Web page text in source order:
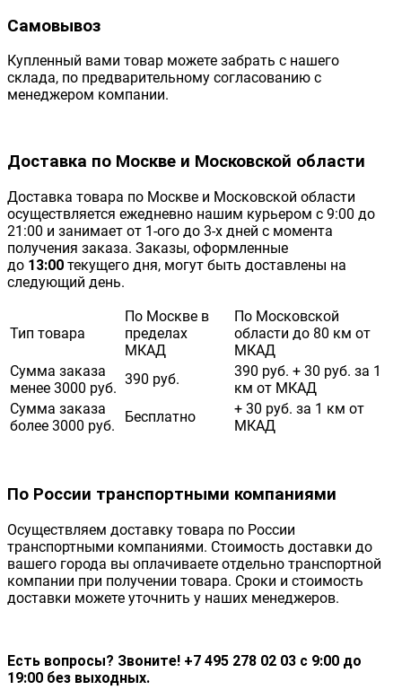
Самовывоз
Купленный вами товар можете забрать с нашего
склада, по предварительному согласованию с
менеджером компании.
Доставка по Москве и Московской области
Доставка товара по Москве и Московской области
осуществляется ежедневно нашим курьером с 9:00 до
21:00 и занимает от 1-ого до 3-х дней с момента
получения заказа. Заказы, оформленные
до 13:00 текущего дня, могут быть доставлены на
следующий день.
Тип товара
По Москве в
пределах
МКАД
По Московской
области до 80 км от
МКАД
Сумма заказа
менее 3000 руб.
390 руб.
390 руб. + 30 руб. за 1
км от МКАД
Сумма заказа
более 3000 руб.
Бесплатно
+ 30 руб. за 1 км от
МКАД
По России транспортными компаниями
Осуществляем доставку товара по России
транспортными компаниями. Стоимость доставки до
вашего города вы оплачиваете отдельно транспортной
компании при получении товара. Сроки и стоимость
доставки можете уточнить у наших менеджеров.
Есть вопросы? Звоните! +7 495 278 02 03 с 9:00 до
19:00 без выходных.